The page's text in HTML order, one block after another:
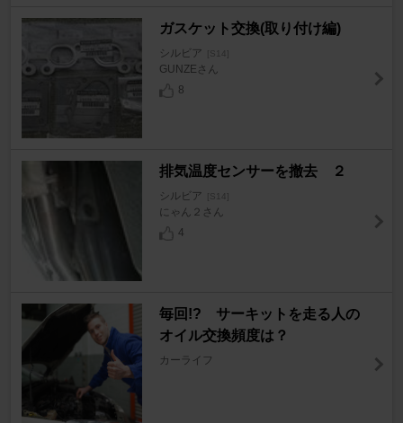
ガスケット交換(取り付け編)
シルビア [S14]
GUNZEさん
8
排気温度センサーを撤去 ２
シルビア [S14]
にゃん２さん
4
毎回!? サーキットを走る人の
オイル交換頻度は？
カーライフ